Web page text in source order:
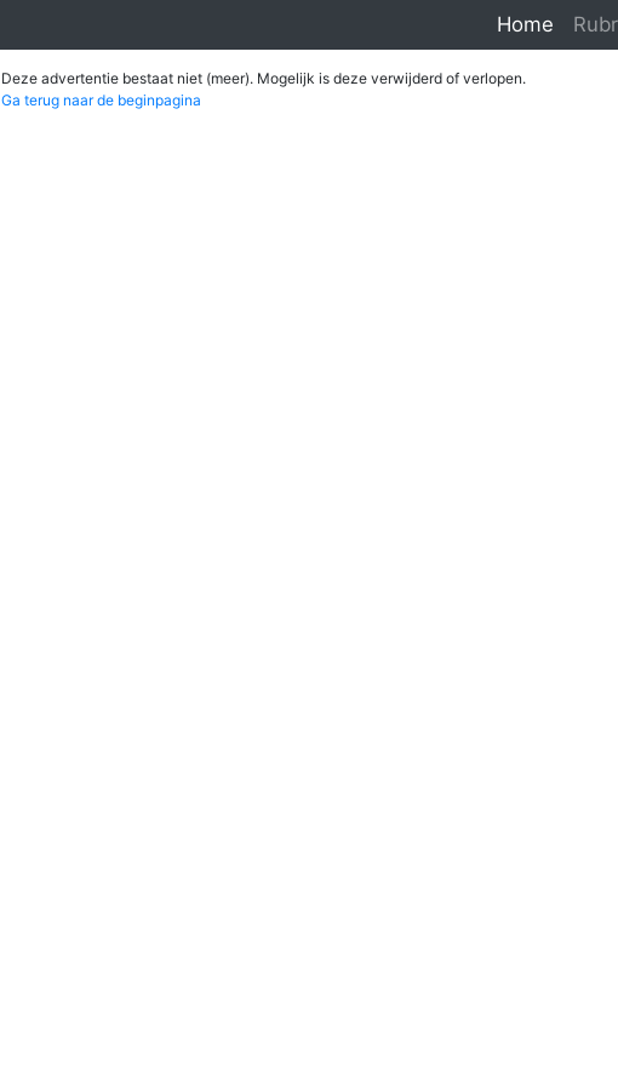
Home
Deze advertentie bestaat niet (meer). Mogelijk is deze verwijderd of verlopen.
Ga terug naar de beginpagina